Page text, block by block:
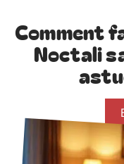
Comment
Noctali